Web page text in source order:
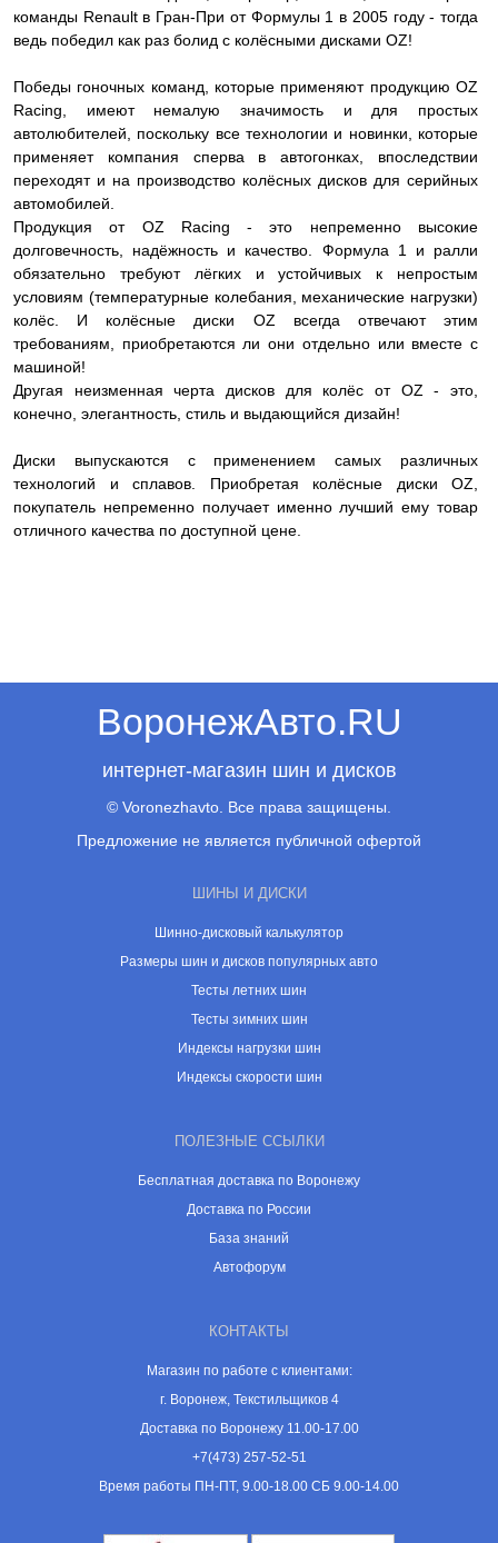
команды Renault в Гран-При от Формулы 1 в 2005 году - тогда
ведь победил как раз болид с колёсными дисками OZ!
Победы гоночных команд, которые применяют продукцию OZ
Racing, имеют немалую значимость и для простых
автолюбителей, поскольку все технологии и новинки, которые
применяет компания сперва в автогонках, впоследствии
переходят и на производство колёсных дисков для серийных
автомобилей.
Продукция от OZ Racing - это непременно высокие
долговечность, надёжность и качество. Формула 1 и ралли
обязательно требуют лёгких и устойчивых к непростым
условиям (температурные колебания, механические нагрузки)
колёс. И колёсные диски OZ всегда отвечают этим
требованиям, приобретаются ли они отдельно или вместе с
машиной!
Другая неизменная черта дисков для колёс от OZ - это,
конечно, элегантность, стиль и выдающийся дизайн!
Диски выпускаются с применением самых различных
технологий и сплавов. Приобретая колёсные диски OZ,
покупатель непременно получает именно лучший ему товар
отличного качества по доступной цене.
ВоронежАвто.RU
интернет-магазин шин и дисков
© Voronezhavto. Все права защищены.
Предложение не является публичной офертой
ШИНЫ И ДИСКИ
Шинно-дисковый калькулятор
Размеры шин и дисков популярных авто
Тесты летних шин
Тесты зимних шин
Индексы нагрузки шин
Индексы скорости шин
ПОЛЕЗНЫЕ ССЫЛКИ
Бесплатная доставка по Воронежу
Доставка по России
База знаний
Автофорум
КОНТАКТЫ
Магазин по работе с клиентами:
г. Воронеж, Текстильщиков 4
Доставка по Воронежу 11.00-17.00
+7(473) 257-52-51
Время работы ПН-ПТ, 9.00-18.00 СБ 9.00-14.00